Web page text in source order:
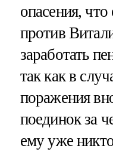
опасения,
против
заработать
так как в
поражения
поединок за
ему уже